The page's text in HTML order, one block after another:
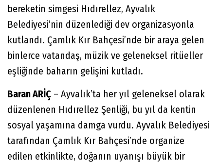
bereketin simgesi Hıdırellez, Ayvalık
Belediyesi’nin düzenlediği dev organizasyonla
kutlandı. Çamlık Kır Bahçesi’nde bir araya gelen
binlerce vatandaş, müzik ve geleneksel ritüeller
eşliğinde baharın gelişini kutladı.
Baran ARİÇ – Ayvalık’ta her yıl geleneksel olarak
düzenlenen Hıdırellez Şenliği, bu yıl da kentin
sosyal yaşamına damga vurdu. Ayvalık Belediyesi
tarafından Çamlık Kır Bahçesi’nde organize
edilen etkinlikte, doğanın uyanışı büyük bir